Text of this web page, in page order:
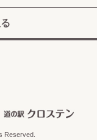
Reserved.